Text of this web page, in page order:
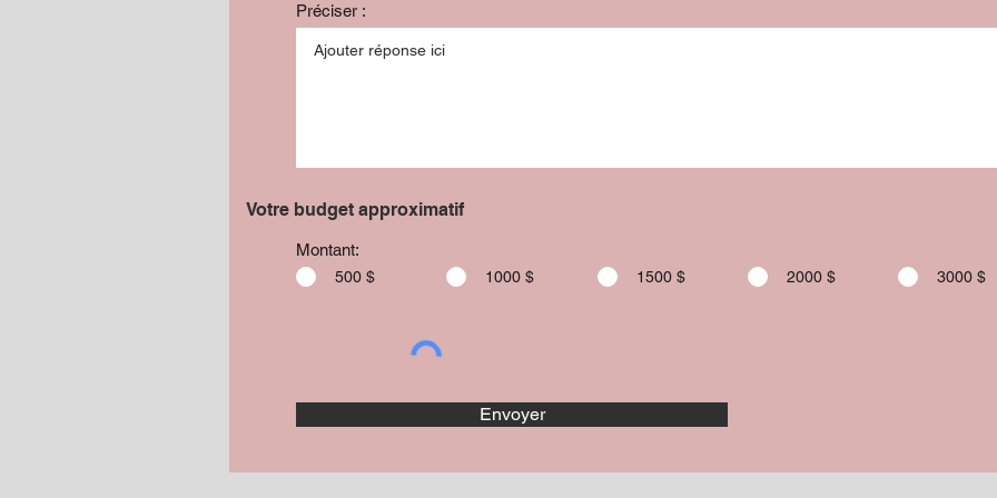
Préciser :
Votre budget approximatif
Montant:
500 $ 1000 $ 1500 $ 2000 $ 3000 $
Envoyer